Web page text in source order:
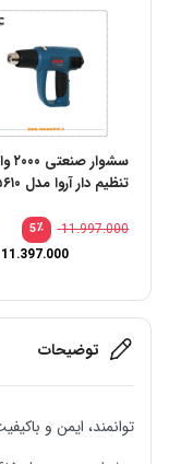
سشوار
تنظیم دار آروا مدل ۵۶۱۰
٪5
11.997.000
11.397.000
توضیحات
توانمند، ایمن و